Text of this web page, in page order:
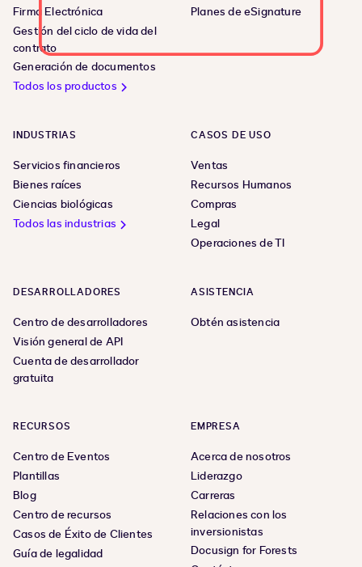
Firma Electrónica
Gestión del ciclo de vida del
contrato
Generación de documentos
Todos los productos
Planes de eSignature
INDUSTRIAS
Servicios financieros
Bienes raíces
Ciencias biológicas
Todos las industrias
CASOS DE USO
Ventas
Recursos Humanos
Compras
Legal
Operaciones de TI
DESARROLLADORES
Centro de desarrolladores
Visión general de API
Cuenta de desarrollador
gratuita
ASISTENCIA
Obtén asistencia
RECURSOS
Centro de Eventos
Plantillas
Blog
Centro de recursos
Casos de Éxito de Clientes
Guía de legalidad
EMPRESA
Acerca de nosotros
Liderazgo
Carreras
Relaciones con los
inversionistas
Docusign for Forests